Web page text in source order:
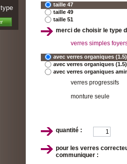
type
taille 47
taille 49
taille 51
merci de choisir le type
verres simples
avec verres organiques
avec verres organiques
avec verres organiques
verres progressifs
monture seule
quantité :
pour les verres
communiquer :